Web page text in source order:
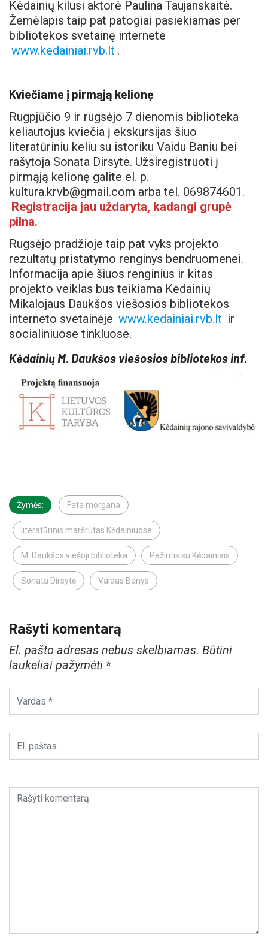
Kėdainių kilusi aktorė Paulina Taujanskaitė.
Žemėlapis taip pat patogiai pasiekiamas per
bibliotekos svetainę internete
www.kedainiai.rvb.lt .
Kviečiame į pirmąją kelionę
Rugpjūčio 9 ir rugsėjo 7 dienomis biblioteka
keliautojus kviečia į ekskursijas šiuo
literatūriniu keliu su istoriku Vaidu Baniu bei
rašytoja Sonata Dirsyte. Užsiregistruoti į
pirmąją kelionę galite el. p.
kultura.krvb@gmail.com arba tel. 069874601.
Registracija jau uždaryta, kadangi grupė
pilna.
Rugsėjo pradžioje taip pat vyks projekto
rezultatų pristatymo renginys bendruomenei.
Informacija apie šiuos renginius ir kitas
projekto veiklas bus teikiama Kėdainių
Mikalojaus Daukšos viešosios bibliotekos
interneto svetainėje www.kedainiai.rvb.lt ir
socialiniuose tinkluose.
Kėdainių M. Daukšos viešosios bibliotekos inf.
Žymės: Fata morgana
literatūrinis maršrutas Kėdainiuose
M. Daukšos viešoji biblioteka Pažintis su Kėdainiais
Sonata Dirsytė Vaidas Banys
Rašyti komentarą
El. pašto adresas nebus skelbiamas. Būtini
laukeliai pažymėti *